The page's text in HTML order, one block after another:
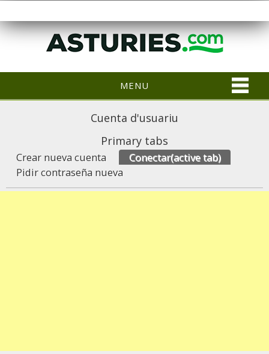
MENU
Cuenta d'usuariu
Primary tabs
Crear nueva cuenta Conectar(active tab)
Pidir contraseña nueva